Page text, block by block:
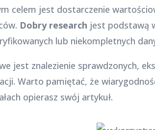
celem jest dostarczenie
Dobry research jest podstawą
lub niekompletnych
jest znalezienie sprawdzonych,
Warto pamiętać, że
opierasz swój artykuł.